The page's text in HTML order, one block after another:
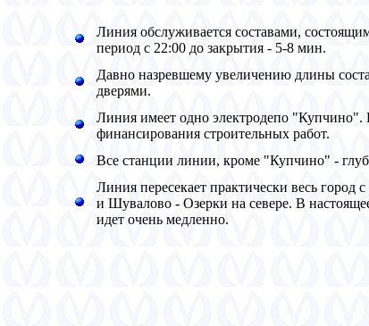
Линия обслуживается составами,
период с 22:00 до закрытия - 5-8 мин.
Давно назревшему увеличению длины
дверями.
Линия имеет одно электродепо "Купчино".
финансирования строительных работ.
Все станции линии, кроме "Купчино" -
Линия пересекает практически весь
и Шувалово - Озерки на севере. В
идет очень медленно.